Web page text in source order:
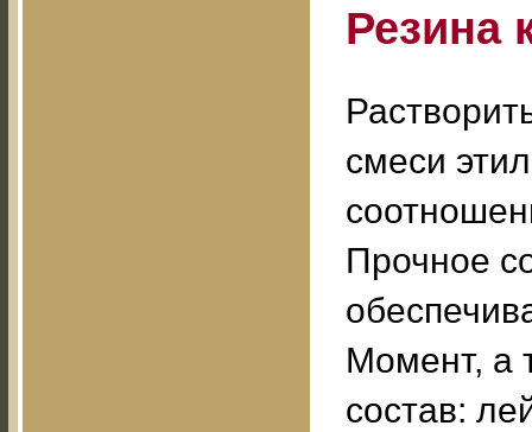
Резина
смеси
Прочное
Момент, а
состав: